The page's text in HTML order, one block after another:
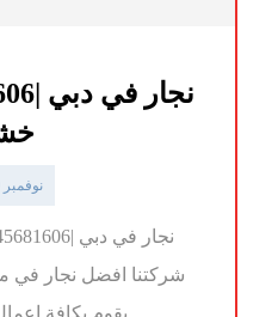
نوفمبر 9, 2024
شركتنا افضل نجار في
يقوم بكافة